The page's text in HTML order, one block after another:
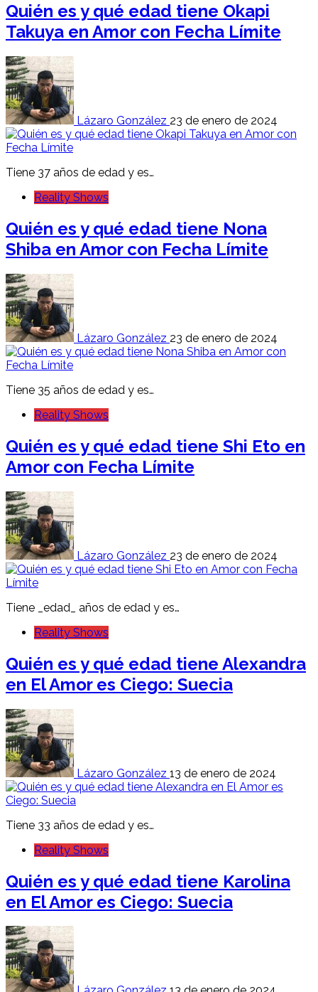
Quién es y qué edad tiene Okapi
Takuya en Amor con Fecha Límite
Lázaro González 23 de enero de 2024
Tiene 37 años de edad y es…
Reality Shows
Quién es y qué edad tiene Nona
Shiba en Amor con Fecha Límite
Lázaro González 23 de enero de 2024
Tiene 35 años de edad y es…
Reality Shows
Quién es y qué edad tiene Shi Eto en
Amor con Fecha Límite
Lázaro González 23 de enero de 2024
Tiene _edad_ años de edad y es…
Reality Shows
Quién es y qué edad tiene Alexandra
en El Amor es Ciego: Suecia
Lázaro González 13 de enero de 2024
Tiene 33 años de edad y es…
Reality Shows
Quién es y qué edad tiene Karolina
en El Amor es Ciego: Suecia